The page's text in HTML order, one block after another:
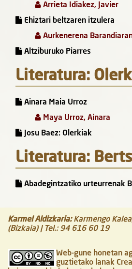
Arrieta Idiakez, Javier
Ehiztari beltzaren itzulera
Aurkenerena
Altziburuko Piarres
Literatura:
Ainara Maia Urroz
Maya Urroz, Ainara
Josu Baez: Olerkiak
Literatura:
Abadegintzatiko urteurrenak
Karmel Aldizkaria: Karmengo
(Bizkaia)| Tel.: 94 616 60 19
Web-gune honetan
guztietako lanak